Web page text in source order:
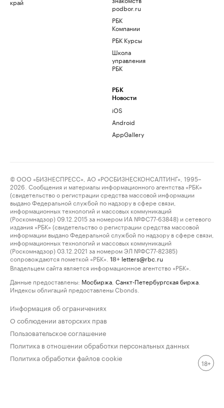
podbor.ru
РБК
Компании
РБК Курсы
Школа
управления
РБК
РБК
Новости
iOS
Android
AppGallery
© ООО «БИЗНЕСПРЕСС», АО «РОСБИЗНЕСКОНСАЛТИНГ», 1995–
2026. Сообщения и материалы информационного агентства «РБК»
(свидетельство о регистрации средства массовой информации
выдано Федеральной службой по надзору в сфере связи,
информационных технологий и массовых коммуникаций
(Роскомнадзор) 09.12.2015 за номером ИА №ФС77-63848) и сетевого
издания «РБК» (свидетельство о регистрации средства массовой
информации выдано Федеральной службой по надзору в сфере связи,
информационных технологий и массовых коммуникаций
(Роскомнадзор) 03.12.2021 за номером ЭЛ №ФС77-82385)
сопровождаются пометкой «РБК».
18+ letters@rbc.ru
Владельцем сайта является информационное агентство «РБК».
Данные предоставлены: Мосбиржа Санкт-Петербургская биржа
Индексы облигаций предоставлены Cbonds.
Информация об ограничениях
О соблюдении авторских прав
Пользовательское соглашение
Политика в отношении обработки персональных данных
Политика обработки файлов cookie
18+